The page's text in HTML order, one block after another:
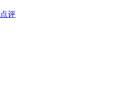
点评